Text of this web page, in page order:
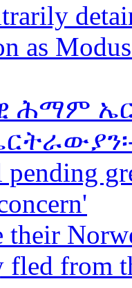
as
ሕማም
pending
their
fled from